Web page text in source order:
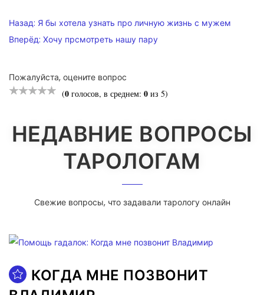
НАВИГАЦИЯ
ПО
Назад: Я бы хотела узнать про личную жизнь с мужем
Вперёд: Хочу прсмотреть нашу пару
Пожалуйста, оцените вопрос
(0 голосов, в среднем: 0 из 5)
НЕДАВНИЕ ВОПРОСЫ
ТАРОЛОГАМ
Свежие вопросы, что задавали тарологу онлайн
КОГДА МНЕ ПОЗВОНИТ